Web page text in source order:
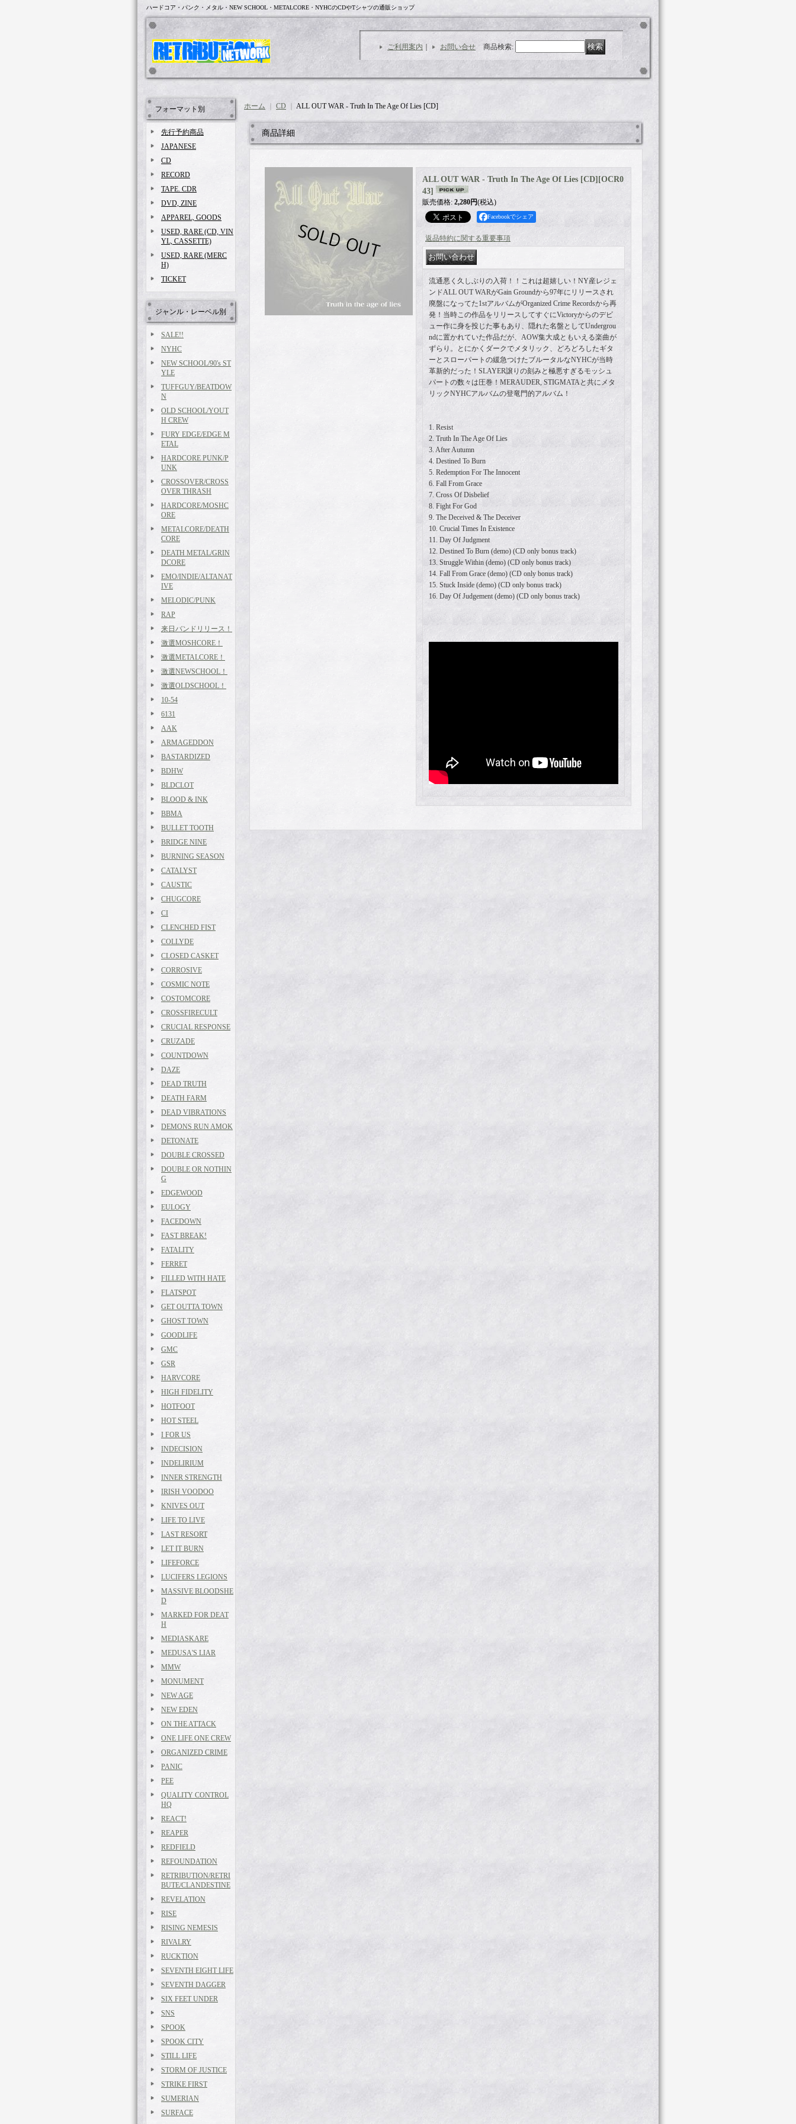
ハードコア・パンク・メタル・NEW SCHOOL・METALCORE・NYHCのCDやTシャツの通販ショップ
ご利用案内 お問い合せ 商品検索:
フォーマット別
先行予約商品
JAPANESE
CD
RECORD
TAPE. CDR
DVD, ZINE
APPAREL, GOODS
USED, RARE (CD, VIN
YL, CASSETTE)
USED, RARE (MERC
H)
TICKET
ジャンル・レーベル別
SALE!!
NYHC
NEW SCHOOL/90's ST
YLE
TUFFGUY/BEATDOW
N
OLD SCHOOL/YOUT
H CREW
FURY EDGE/EDGE M
ETAL
HARDCORE PUNK/P
UNK
CROSSOVER/CROSS
OVER THRASH
HARDCORE/MOSHC
ORE
METALCORE/DEATH
CORE
DEATH METAL/GRIN
DCORE
EMO/INDIE/ALTANAT
IVE
MELODIC/PUNK
RAP
来日バンドリリース！
激選MOSHCORE！
激選METALCORE！
激選NEWSCHOOL！
激選OLDSCHOOL！
10-54
6131
AAK
ARMAGEDDON
BASTARDIZED
BDHW
BLDCLOT
BLOOD & INK
BBMA
BULLET TOOTH
BRIDGE NINE
BURNING SEASON
CATALYST
CAUSTIC
CHUGCORE
CI
CLENCHED FIST
COLLYDE
CLOSED CASKET
CORROSIVE
COSMIC NOTE
COSTOMCORE
CROSSFIRECULT
CRUCIAL RESPONSE
CRUZADE
COUNTDOWN
DAZE
DEAD TRUTH
DEATH FARM
DEAD VIBRATIONS
DEMONS RUN AMOK
DETONATE
DOUBLE CROSSED
DOUBLE OR NOTHIN
G
EDGEWOOD
EULOGY
FACEDOWN
FAST BREAK!
FATALITY
FERRET
FILLED WITH HATE
FLATSPOT
GET OUTTA TOWN
GHOST TOWN
GOODLIFE
GMC
GSR
HARVCORE
HIGH FIDELITY
HOTFOOT
HOT STEEL
I FOR US
INDECISION
INDELIRIUM
INNER STRENGTH
IRISH VOODOO
KNIVES OUT
LIFE TO LIVE
LAST RESORT
LET IT BURN
LIFEFORCE
LUCIFERS LEGIONS
MASSIVE BLOODSHE
D
MARKED FOR DEAT
H
MEDIASKARE
MEDUSA'S LIAR
MMW
MONUMENT
NEW AGE
NEW EDEN
ON THE ATTACK
ONE LIFE ONE CREW
ORGANIZED CRIME
PANIC
PEE
QUALITY CONTROL
HQ
REACT!
REAPER
REDFIELD
REFOUNDATION
RETRIBUTION/RETRI
BUTE/CLANDESTINE
REVELATION
RISE
RISING NEMESIS
RIVALRY
RUCKTION
SEVENTH EIGHT LIFE
SEVENTH DAGGER
SIX FEET UNDER
SNS
SPOOK
SPOOK CITY
STILL LIFE
STORM OF JUSTICE
STRIKE FIRST
SUMERIAN
SURFACE
ホーム CD ALL OUT WAR - Truth In The Age Of Lies [CD]
商品詳細
ALL OUT WAR - Truth In The Age Of Lies [CD] [OCR0
43]
販売価格: 2,280円(税込)
Facebookでシェア
返品特約に関する重要事項
流通悪く久しぶりの入荷！！これは超嬉しい！NY産レジェ
ンドALL OUT WARがGain Groundから97年にリリースされ
廃盤になってた1stアルバムがOrganized Crime Recordsから再
発！当時この作品をリリースしてすぐにVictoryからのデビ
ュー作に身を投じた事もあり、隠れた名盤としてUndergrou
ndに置かれていた作品だが、AOW集大成ともいえる楽曲が
ずらり。とにかくダークでメタリック、どろどろしたギタ
ーとスローパートの緩急つけたブルータルなNYHCが当時
革新的だった！SLAYER譲りの刻みと極悪すぎるモッシュ
パートの数々は圧巻！MERAUDER, STIGMATAと共にメタ
リックNYHCアルバムの登竜門的アルバム！
1. Resist
2. Truth In The Age Of Lies
3. After Autumn
4. Destined To Burn
5. Redemption For The Innocent
6. Fall From Grace
7. Cross Of Disbelief
8. Fight For God
9. The Deceived & The Deceiver
10. Crucial Times In Existence
11. Day Of Judgment
12. Destined To Burn (demo) (CD only bonus track)
13. Struggle Within (demo) (CD only bonus track)
14. Fall From Grace (demo) (CD only bonus track)
15. Stuck Inside (demo) (CD only bonus track)
16. Day Of Judgement (demo) (CD only bonus track)